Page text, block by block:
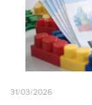
31/03/2026